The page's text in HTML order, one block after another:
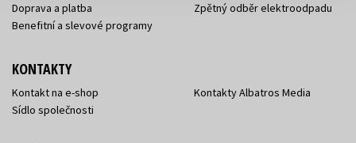
Doprava a platba
Benefitní a slevové programy
Zpětný odběr elektroodpadu
KONTAKTY
Kontakt na e-shop
Sídlo společnosti
Kontakty Albatros Media